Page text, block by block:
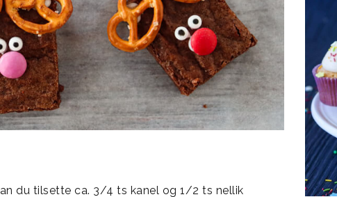
du tilsette ca. 3/4 ts kanel og 1/2 ts nellik